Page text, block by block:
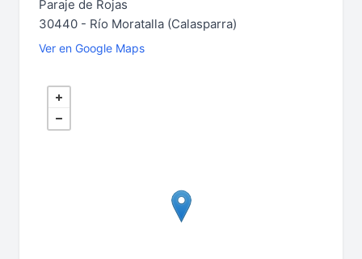
Paraje de Rojas
30440 - Río Moratalla (Calasparra)
Ver en Google Maps